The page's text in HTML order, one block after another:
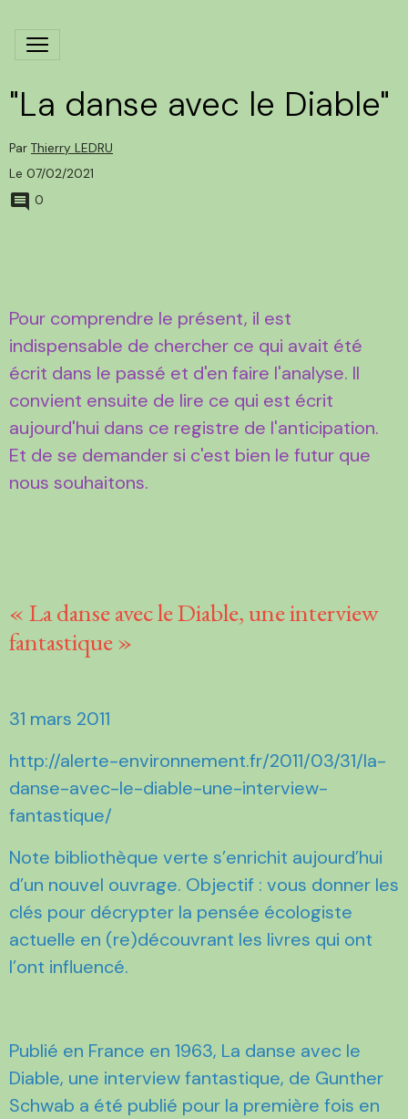
"La danse avec le Diable"
Par Thierry LEDRU
Le 07/02/2021
0
Pour comprendre le présent, il est
indispensable de chercher ce qui avait été
écrit dans le passé et d'en faire l'analyse. Il
convient ensuite de lire ce qui est écrit
aujourd'hui dans ce registre de l'anticipation.
Et de se demander si c'est bien le futur que
nous souhaitons.
« La danse avec le Diable, une interview
fantastique »
31 mars 2011
http://alerte-environnement.fr/2011/03/31/la-
danse-avec-le-diable-une-interview-
fantastique/
Note bibliothèque verte s’enrichit aujourd’hui
d’un nouvel ouvrage. Objectif : vous donner les
clés pour décrypter la pensée écologiste
actuelle en (re)découvrant les livres qui ont
l’ont influencé.
Publié en France en 1963, La danse avec le
Diable, une interview fantastique, de Gunther
Schwab a été publié pour la première fois en